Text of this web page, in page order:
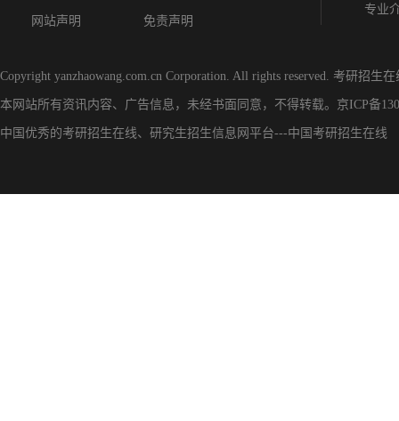
网站声明 免责声明
专业
Copyright yanzhaowang.com.cn Corporation. All rights reserved. 考研招生在
本网站所有资讯内容、广告信息，未经书面同意，不得转载。 京ICP备
中国优秀的考研招生在线、 研究生招生信息网 平台---中国考研招生在线